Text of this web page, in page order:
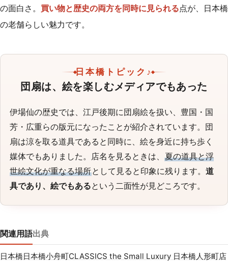
の面白さ。 買い物と歴史の両方を同時に見られる点が、日本橋
の老舗らしい魅力です。
日本橋トピック♪
団扇は、絵を楽しむメディアでもあった
伊場仙の歴史では、江戸後期に団扇絵を扱い、豊国・国
芳・広重らの版元になったことが紹介されています。団
扇は涼を取る道具であると同時に、絵を身近に持ち歩く
媒体でもありました。店名を見るときは、夏の道具と浮
世絵文化が重なる場所として見ると印象に残ります。道
具であり、絵でもあるという二面性が見どころです。
関連用語出典
日本橋日本橋小舟町CLASSICS the Small Luxury 日本橋人形町店